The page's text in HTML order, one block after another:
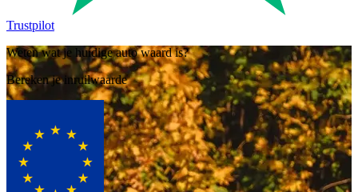
Trustpilot
Weten wat je huidige auto waard is?
Bereken je inruilwaarde